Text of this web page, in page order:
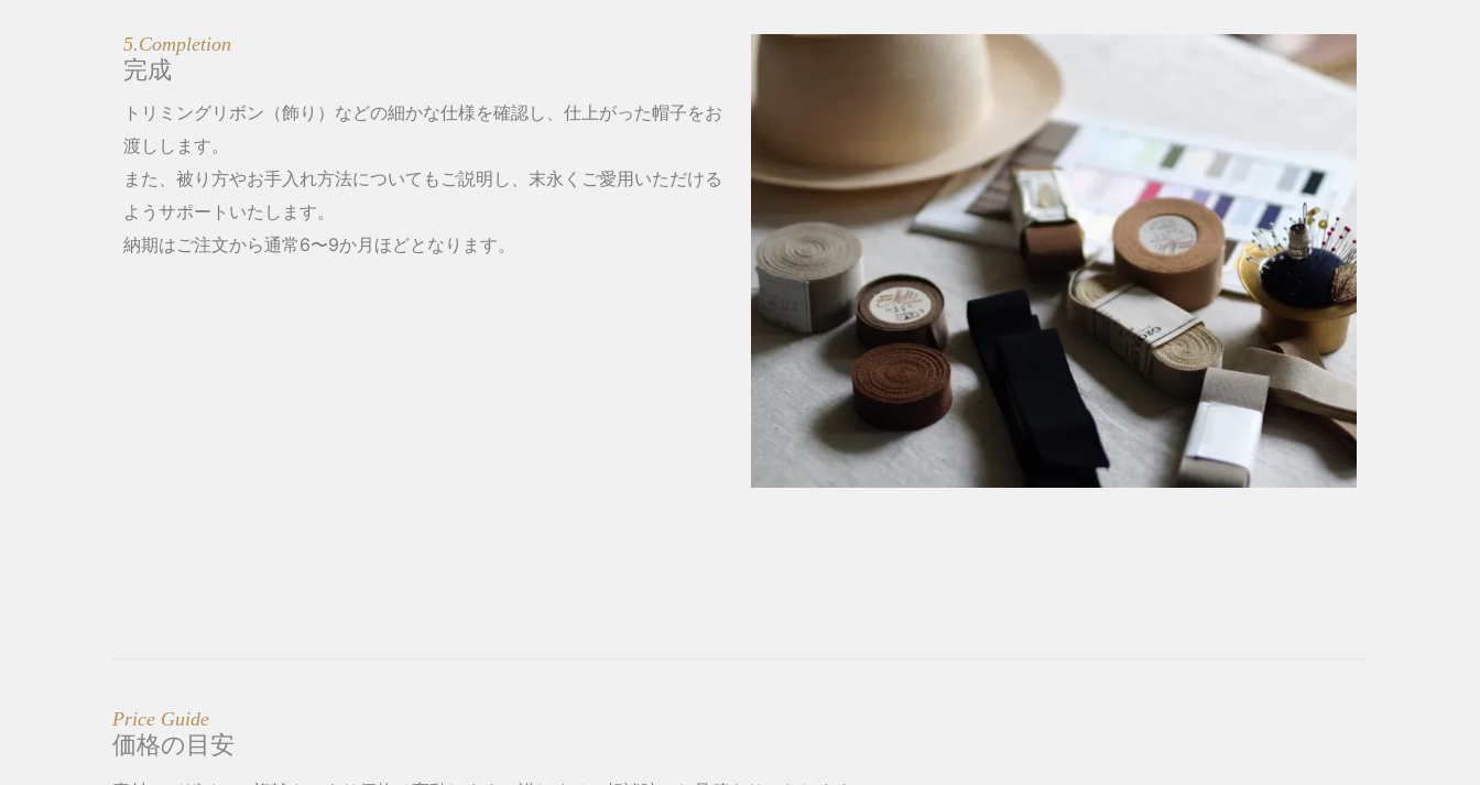
5.Completion
完成
トリミングリボン（飾り）などの細かな仕様を確認し、仕上がった帽子をお
渡しします。
また、被り方やお手入れ方法についてもご説明し、末永くご愛用いただける
ようサポートいたします。
納期はご注文から通常6〜9か月ほどとなります。
Price Guide
価格の目安